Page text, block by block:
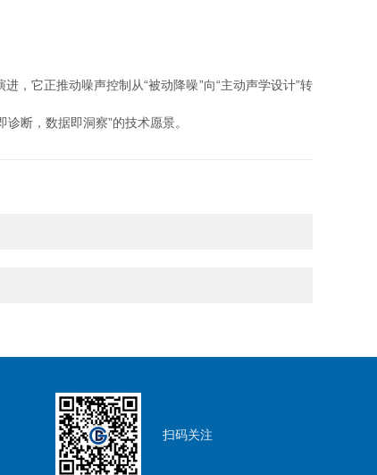
它正推动噪声控制从“被动降噪”向“主动声学设计”转
断，数据即洞察”的技术愿景。
扫码关注